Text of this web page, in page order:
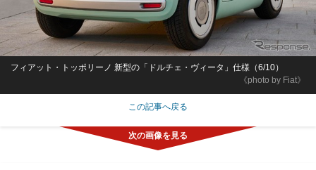
《photo by Fiat》
フィアット・トッポリーノ 新型の「ドルチェ・ヴィータ」仕様（6/10）
この記事へ戻る